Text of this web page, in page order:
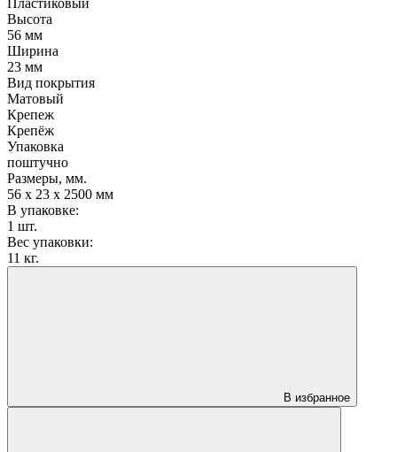
Высота
56 мм
Ширина
23 мм
Вид покрытия
Матовый
Крепеж
Крепёж
Упаковка
поштучно
Размеры, мм.
56 х 23 х 2500 мм
В упаковке:
1 шт.
Вес упаковки:
11 кг.
В избранное